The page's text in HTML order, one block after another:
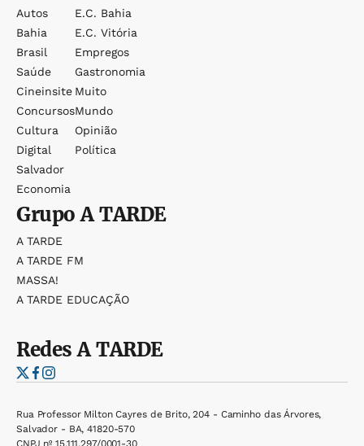
Autos
Bahia
Brasil
Saúde
Cineinsite
Concursos
Cultura
Digital
Salvador
Economia
E.c. Bahia
E.c. Vitória
Empregos
Gastronomia
Muito
Mundo
Opinião
Política
GrupoA TARDE
A TARDE
A TARDE FM
MASSA!
A TARDE EDUCAÇÃO
RedesA TARDE
Rua Professor Milton Cayres de Brito, 204 - Caminho das Árvores,
Salvador - BA, 41820-570
CNPJ nº 15.111.297/0001-30